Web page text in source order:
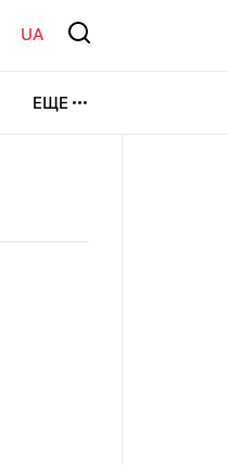
UA
ЕЩЕ